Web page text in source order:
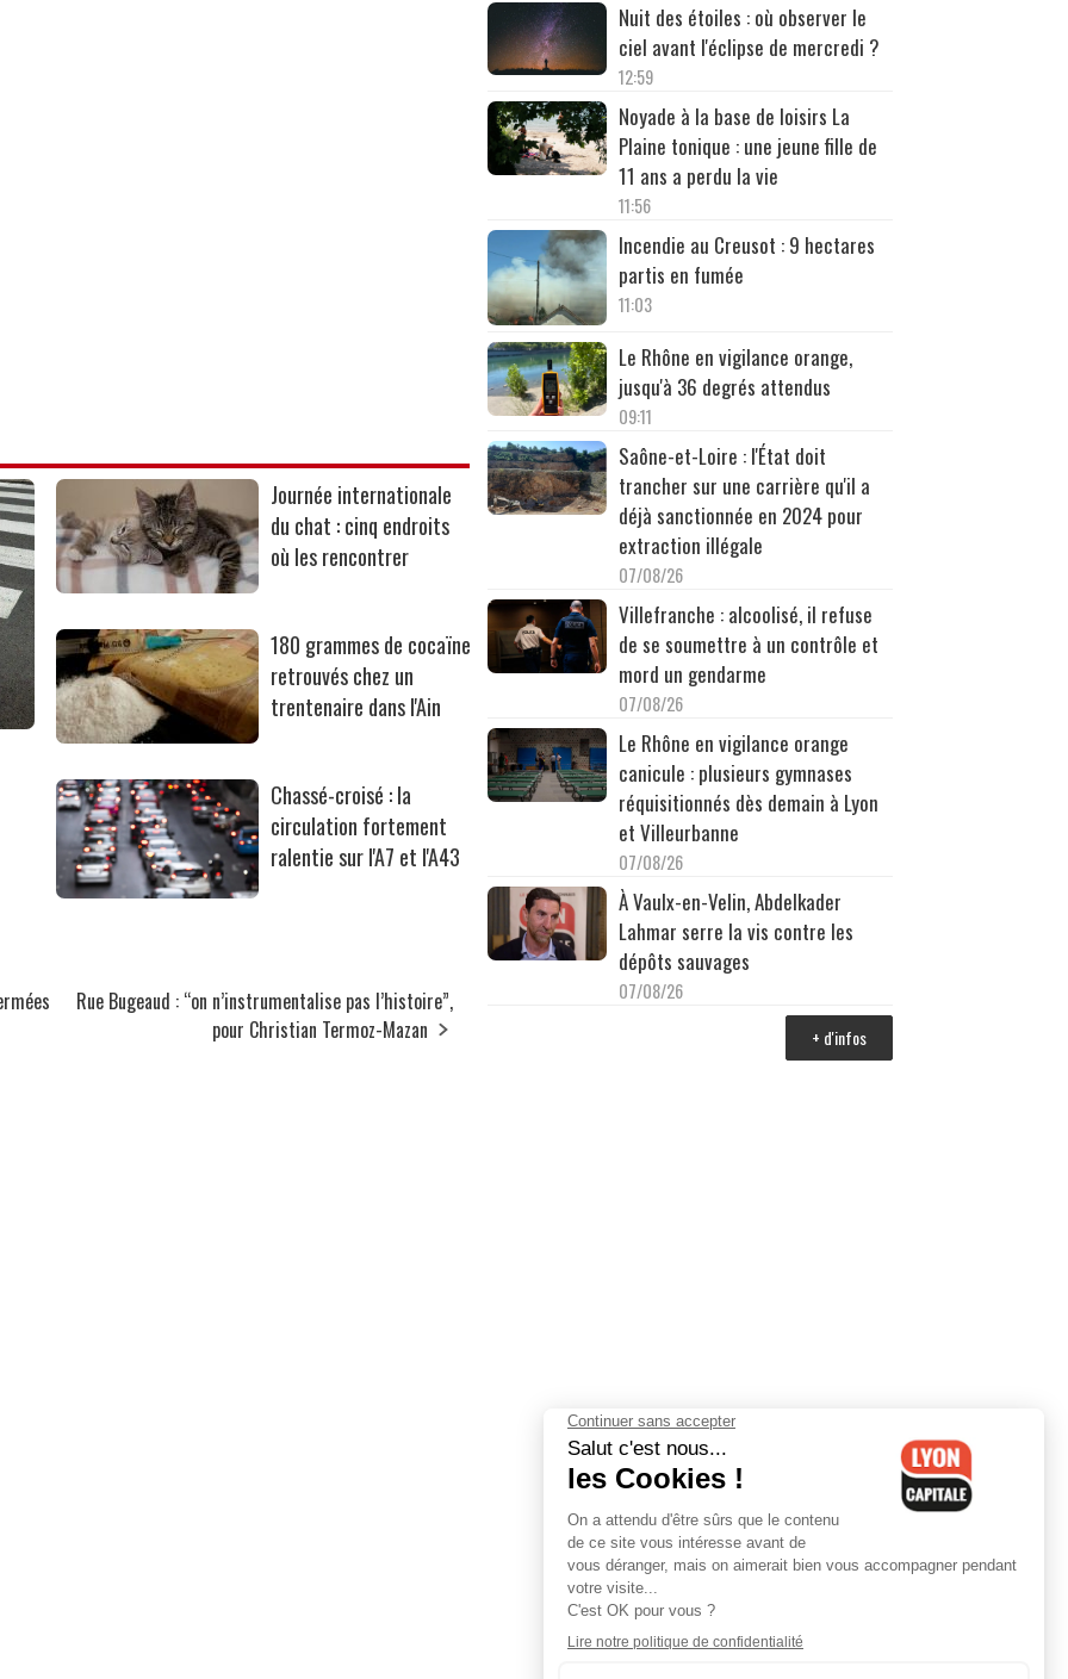
Journée internationale
du chat : cinq endroits
où les rencontrer
180 grammes de cocaïne
retrouvés chez un
trentenaire dans l'Ain
Chassé-croisé : la
circulation fortement
ralentie sur l'A7 et l'A43
Rue Bugeaud : “on n’instrumentalise pas l’histoire”,
pour Christian Termoz-Mazan
Nuit des étoiles : où observer le
ciel avant l'éclipse de mercredi ?
12:59
Noyade à la base de loisirs La
Plaine tonique : une jeune fille de
11 ans a perdu la vie
11:56
Incendie au Creusot : 9 hectares
partis en fumée
11:03
Le Rhône en vigilance orange,
jusqu'à 36 degrés attendus
09:11
Saône-et-Loire : l'État doit
trancher sur une carrière qu'il a
déjà sanctionnée en 2024 pour
extraction illégale
07/08/26
Villefranche : alcoolisé, il refuse
de se soumettre à un contrôle et
mord un gendarme
07/08/26
Le Rhône en vigilance orange
canicule : plusieurs gymnases
réquisitionnés dès demain à Lyon
et Villeurbanne
07/08/26
À Vaulx-en-Velin, Abdelkader
Lahmar serre la vis contre les
dépôts sauvages
07/08/26
+ d'infos